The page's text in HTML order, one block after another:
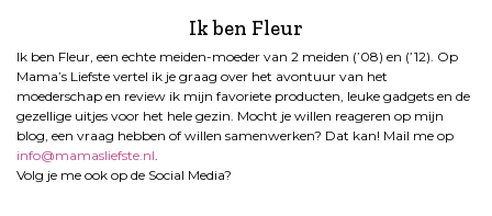
Ik ben Fleur
Ik ben Fleur, een echte meiden-moeder van 2 meiden (’08) en (’12). Op
Mama’s Liefste vertel ik je graag over het avontuur van het
moederschap en review ik mijn favoriete producten, leuke gadgets en de
gezellige uitjes voor het hele gezin. Mocht je willen reageren op mijn
blog, een vraag hebben of willen samenwerken? Dat kan! Mail me op
info@mamasliefste.nl
Volg je me ook op de Social Media?